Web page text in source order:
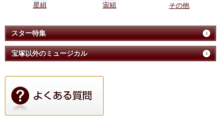
星組 宙組 その他
スター特集
宝塚以外のミュージカル